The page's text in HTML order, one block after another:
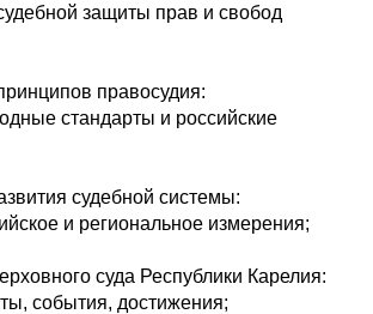
защиты прав и свобод
правосудия:
стандарты и российские
судебной системы:
и региональное измерения;
суда Республики Карелия:
события, достижения;